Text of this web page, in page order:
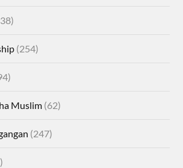
(254)
Muslim (62)
(247)